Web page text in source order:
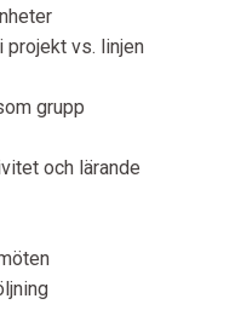
projekt vs. linjen
grupp
och lärande